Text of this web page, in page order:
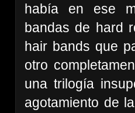
había en ese
bandas de hard
hair bands que
otro
una trilogía
agotamiento de